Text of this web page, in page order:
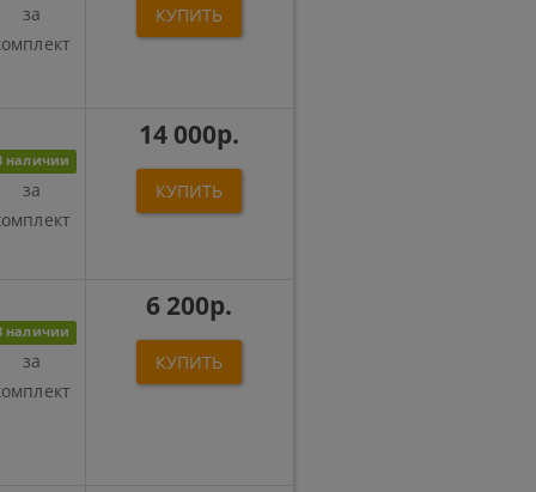
за
КУПИТЬ
наличии
за
14 000р.
КУПИТЬ
наличии
за
6 200р.
КУПИТЬ